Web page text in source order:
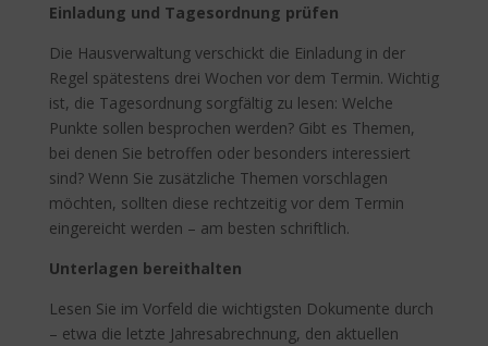
Einladung und Tagesordnung prüfen
Die Hausverwaltung verschickt die Einladung in der
Regel spätestens drei Wochen vor dem Termin. Wichtig
ist, die Tagesordnung sorgfältig zu lesen: Welche
Punkte sollen besprochen werden? Gibt es Themen,
bei denen Sie betroffen oder besonders interessiert
sind? Wenn Sie zusätzliche Themen vorschlagen
möchten, sollten diese rechtzeitig vor dem Termin
eingereicht werden – am besten schriftlich.
Unterlagen bereithalten
Lesen Sie im Vorfeld die wichtigsten Dokumente durch
– etwa die letzte Jahresabrechnung, den aktuellen